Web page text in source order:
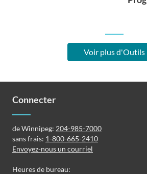
Voir plus d'Outils
Connecter
de Winnipeg: 204-985-7000
sans frais: 1-800-665-2410
Envoyez-nous un courriel
Heures de bureau: